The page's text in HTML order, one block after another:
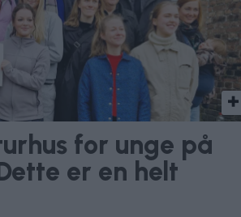
for unge på
er en helt